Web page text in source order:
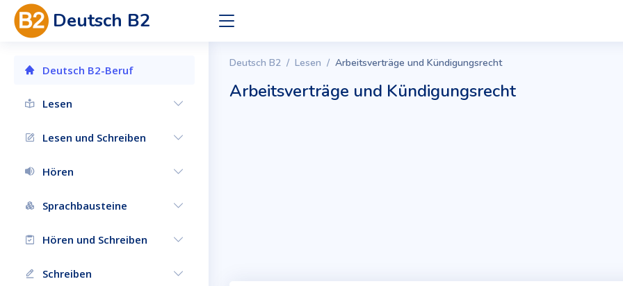
Deutsch B2
Deutsch B2-Beruf
Lesen
Lesen und Schreiben
Hören
Sprachbausteine
Hören und Schreiben
Schreiben
Deutsch B2 Lesen Arbeitsverträge und Kündigungsrecht
Arbeitsverträge und Kündigungsrecht